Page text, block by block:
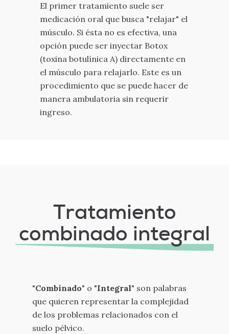
El primer tratamiento suele ser
medicación oral que busca "relajar" el
músculo. Si ésta no es efectiva, una
opción puede ser inyectar Botox
(toxina botulínica A) directamente en
el músculo para relajarlo. Este es un
procedimiento que se puede hacer de
manera ambulatoria sin requerir
ingreso.
Tratamiento
combinado integral
"Combinado" o "Integral" son palabras
que quieren representar la complejidad
de los problemas relacionados con el
suelo pélvico.